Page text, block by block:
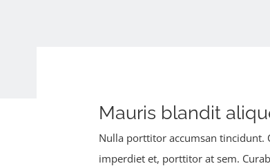
Mauris blandit
Nulla porttitor accumsan tincidunt.
imperdiet et, porttitor at sem.